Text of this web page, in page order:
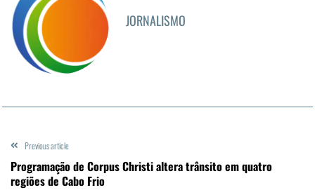
JORNALISMO
Previous article
Programação de Corpus Christi altera trânsito em quatro
regiões de Cabo Frio